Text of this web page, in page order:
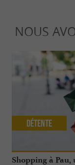
NOUS
Shopping à
Détente